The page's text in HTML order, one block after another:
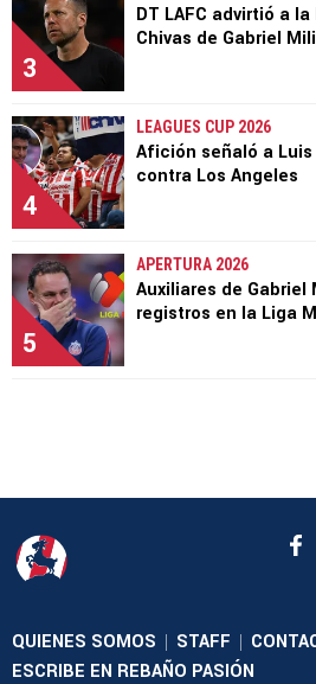
3
DT LAFC advirtió a
Chivas de Gabriel
4
LEAGUES CUP 2026
Afición señaló a
contra Los Angeles
5
APERTURA 2026
Auxiliares de
registros en la Liga
QUIENES SOMOS | STAFF |
ESCRIBE EN REBAÑO PASIÓN